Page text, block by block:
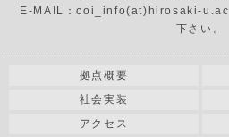
E-MAIL：coi_info(at)hirosaki-
下さい。
拠点概要
社会実装
アクセス